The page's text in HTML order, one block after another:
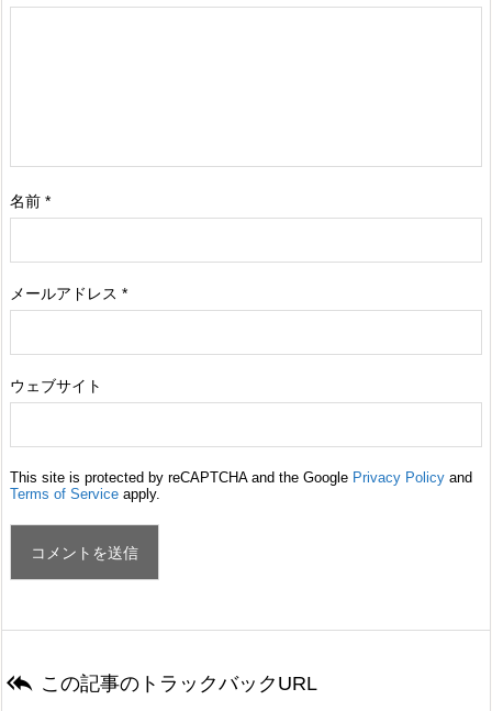
名前 *
メールアドレス *
ウェブサイト
This site is protected by reCAPTCHA and the Google Privacy Policy and
Terms of Service apply.
 この記事のトラックバックURL